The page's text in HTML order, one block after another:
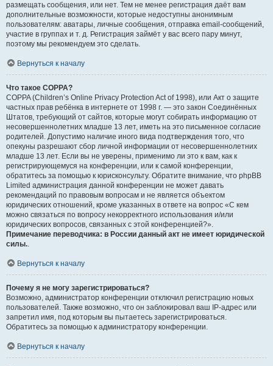
размещать сообщения, или нет. Тем не менее регистрация даёт вам
дополнительные возможности, которые недоступны анонимным
пользователям: аватары, личные сообщения, отправка email-сообщений,
участие в группах и т. д. Регистрация займёт у вас всего пару минут,
поэтому мы рекомендуем это сделать.
Вернуться к началу
Что такое COPPA?
COPPA (Children’s Online Privacy Protection Act of 1998), или Акт о защите
частных прав ребёнка в интернете от 1998 г. — это закон Соединённых
Штатов, требующий от сайтов, которые могут собирать информацию от
несовершеннолетних младше 13 лет, иметь на это письменное согласие
родителей. Допустимо наличие иного вида подтверждения того, что
опекуны разрешают сбор личной информации от несовершеннолетних
младше 13 лет. Если вы не уверены, применимо ли это к вам, как к
регистрирующемуся на конференции, или к самой конференции,
обратитесь за помощью к юрисконсульту. Обратите внимание, что phpBB
Limited администрация данной конференции не может давать
рекомендаций по правовым вопросам и не является объектом
юридических отношений, кроме указанных в ответе на вопрос «С кем
можно связаться по вопросу некорректного использования и/или
юридических вопросов, связанных с этой конференцией?».
Примечание переводчика: в России данный акт не имеет юридической
силы..
Вернуться к началу
Почему я не могу зарегистрироваться?
Возможно, администратор конференции отключил регистрацию новых
пользователей. Также возможно, что он заблокировал ваш IP-адрес или
запретил имя, под которым вы пытаетесь зарегистрироваться.
Обратитесь за помощью к администратору конференции.
Вернуться к началу